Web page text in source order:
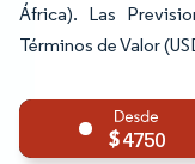
África). Las
Términos de Valor
4750